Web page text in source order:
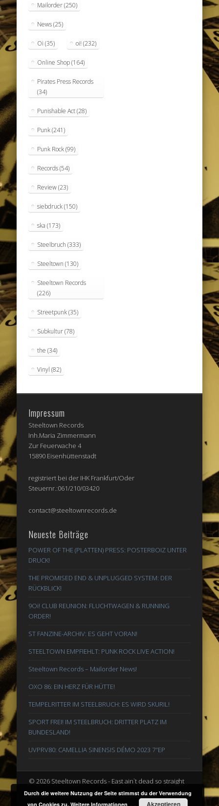
Mailorder(250)
News(25)
Oi (35) oi! (232)
Online Shop(164)
Pirates Press Records
(34)
Punishable Act(28)
Punk(241)
Punk Rock(99)
Records(54)
Review(23)
siebdruck(150)
ska (173)
Steelbruch (333)
Steeltown (130)
Steeltown Records
(226)
Streetpunk(35)
Subkultur(78)
the (34)
Vinyl (82)
Impressum
Steeltown Records
Inh.Maria Zimmermann
Zur Feuerwache 4
15890 Eisenhüttenstadt
registriert bei der IHK Frankfurt/Oder
Steuernr.:061/210/03420
contact@steeltownrecords.de
Neueste Beiträge
POWER OF THE (PLATTEN) PRESS: POSTERBOIZ UNTER
DRUCK!
THE PROMISED END & UNPLUGGED SYSTEM: DER
RÜCKBLICK!
9Oi! CLUB REUNION: FLUCHTWAGEN & RUNNING
ORDER!
ST FANZINE-ARCHIV: ES GEHT VORAN!
STEELTOWN EMPFIEHLT: PUNK ROCK LIVE ACTION!
Steeltown Records – Mailorder News!
OXO 86: EIN HERZ FÜR HÜTTE!
TEMPELRITTER IM STEELBRUCH: ES WIRD SKURIL!
SPORT FREI! IM STEELBRUCH: DRITTER PLATZ IM
BUNDESLAND!
UVPRV80: CAMELLIA SINENSIS DÉMO 2023 7″EP
© 2026 Steeltown Records - East ain`t dead so straight
ahead
Durch die weitere Nutzung der Seite stimmst du der Verwendung
von Cookies zu.Weitere Informationen Akzeptieren